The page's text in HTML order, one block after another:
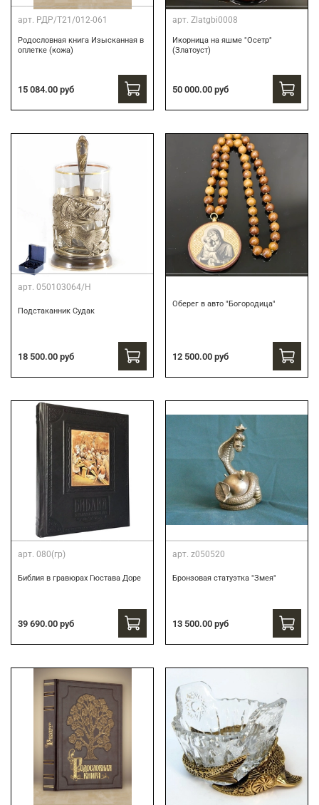
арт. РДР/Т21/012-061
Родословная книга Изысканная в
оплетке (кожа)
15 084.00 руб
арт. Zlatgbi0008
Икорница на яшме "Осетр"
(Златоуст)
50 000.00 руб
арт. 050103064/Н
Подстаканник Судак
18 500.00 руб
Оберег в авто "Богородица"
12 500.00 руб
арт. 080(гр)
Библия в гравюрах Гюстава Доре
39 690.00 руб
арт. z050520
Бронзовая статуэтка "Змея"
13 500.00 руб